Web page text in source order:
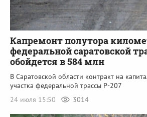
Капремонт полутора
федеральной саратовской
обойдется в 584 млн
В Саратовской области контракт на
участка федеральной трассы Р-207
24 июля 15:50
3014